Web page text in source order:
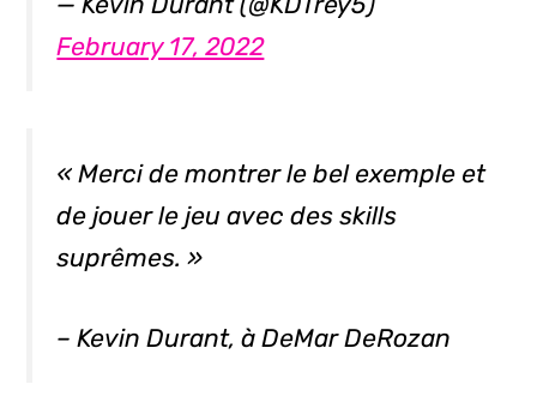
February 17, 2022
« Merci de montrer le bel exemple et
de jouer le jeu avec desskills
suprêmes. »
– Kevin Durant, à DeMar DeRozan